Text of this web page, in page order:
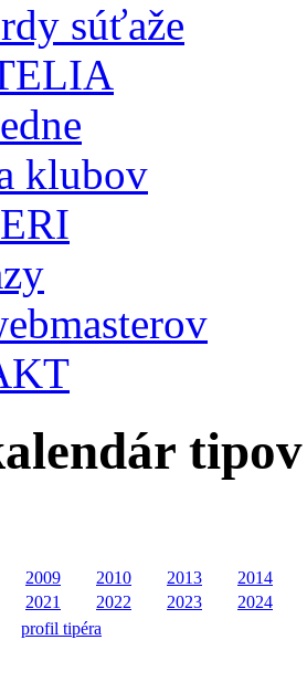
súťaže
klubov
2009 2010 2013
2014
2021 2022 2023
2024
profil tipéra